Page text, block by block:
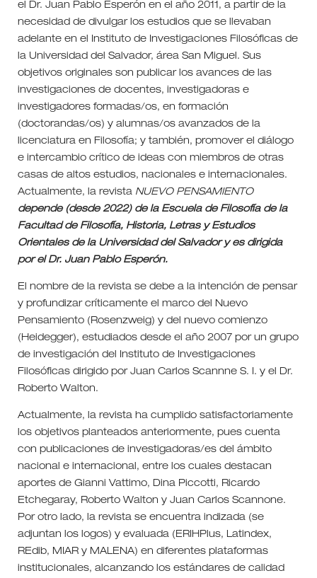
el Dr. Juan Pablo Esperón en el año 2011, a partir de la
necesidad de divulgar los estudios que se llevaban
adelante en el Instituto de Investigaciones Filosóficas de
la Universidad del Salvador, área San Miguel. Sus
objetivos originales son publicar los avances de las
investigaciones de docentes, investigadoras e
investigadores formadas/os, en formación
(doctorandas/os) y alumnas/os avanzados de la
licenciatura en Filosofía; y también, promover el diálogo
e intercambio crítico de ideas con miembros de otras
casas de altos estudios, nacionales e internacionales.
Actualmente, la revista NUEVO PENSAMIENTO
depende (desde 2022) de la Escuela de Filosofía de la
Facultad de Filosofía, Historia, Letras y Estudios
Orientales de la Universidad del Salvador y es dirigida
por el Dr. Juan Pablo Esperón.
El nombre de la revista se debe a la intención de pensar
y profundizar críticamente el marco del Nuevo
Pensamiento (Rosenzweig) y del nuevo comienzo
(Heidegger), estudiados desde el año 2007 por un grupo
de investigación del Instituto de Investigaciones
Filosóficas dirigido por Juan Carlos Scannne S. I. y el Dr.
Roberto Walton.
Actualmente, la revista ha cumplido satisfactoriamente
los objetivos planteados anteriormente, pues cuenta
con publicaciones de investigadoras/es del ámbito
nacional e internacional, entre los cuales destacan
aportes de Gianni Vattimo, Dina Piccotti, Ricardo
Etchegaray, Roberto Walton y Juan Carlos Scannone.
Por otro lado, la revista se encuentra indizada (se
adjuntan los logos) y evaluada (ERIHPlus, Latindex,
REdib, MIAR y MALENA) en diferentes plataformas
institucionales, alcanzando los estándares de calidad